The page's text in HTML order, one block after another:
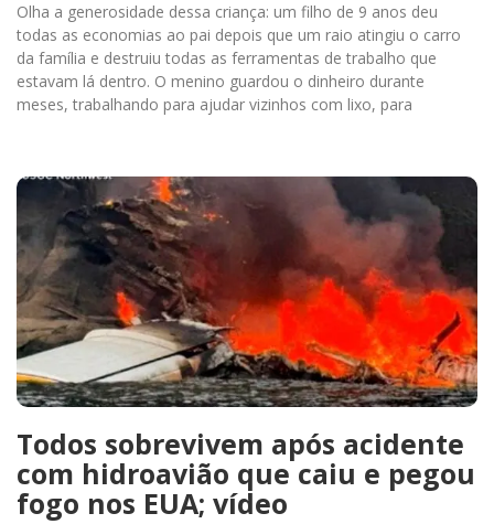
Olha a generosidade dessa criança: um filho de 9 anos deu
todas as economias ao pai depois que um raio atingiu o carro
da família e destruiu todas as ferramentas de trabalho que
estavam lá dentro. O menino guardou o dinheiro durante
meses, trabalhando para ajudar vizinhos com lixo, para
Todos sobrevivem após acidente
com hidroavião que caiu e pegou
fogo nos EUA; vídeo